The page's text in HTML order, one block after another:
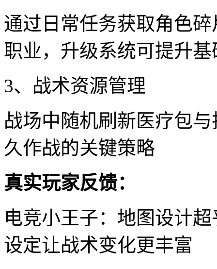
通过日常任务获取角色
职业，升级系统可提升
3、战术资源管理
战场中随机刷新医疗包
久作战的关键策略
真实玩家反馈：
电竞小王子：地图设计
设定让战术变化更丰富